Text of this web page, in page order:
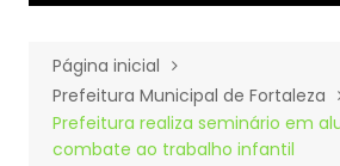
Página inicial
Prefeitura Municipal de Fortaleza
Prefeitura realiza seminário em
combate ao trabalho infantil